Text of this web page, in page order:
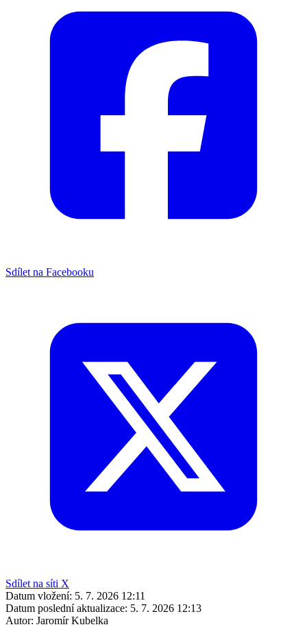
Sdílet na Facebooku
Sdílet na síti X
Datum vložení: 5. 7. 2026 12:11
Datum poslední aktualizace: 5. 7. 2026 12:13
Autor: Jaromír Kubelka